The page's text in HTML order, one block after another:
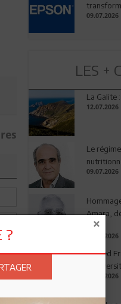
09.07.2026
LES +
La Galite
12.07.2026
Le
09.07.2026
Amara,
deuil
03.08.2026
Ahmed
04.08.2026
?